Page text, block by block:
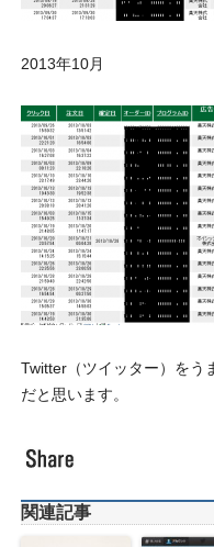
2013年10月
Twitter（ツイッター）をう
だと思います。
関連記事